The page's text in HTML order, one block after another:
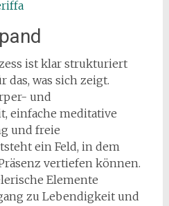
ist klar strukturiert
was sich zeigt.
und
einfache meditative
und freie
ein Feld, in dem
vertiefen können.
Elemente
zu Lebendigkeit und